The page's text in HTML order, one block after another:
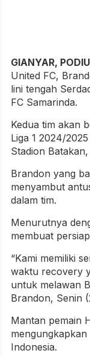
GIANYAR,
United FC,
lini tengah
FC Samarinda.
Kedua tim akan
Liga 1 2024/
Stadion
Brandon yang
menyambut
dalam tim.
Menurutnya
membuat
“Kami memiliki
waktu recovery
untuk melawan
Brandon, Senin
Mantan pemain
mengungkapkan
Indonesia.